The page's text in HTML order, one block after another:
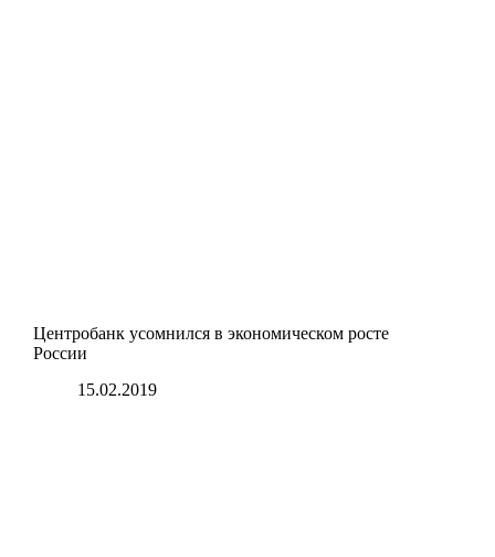
Центробанк усомнился в экономическом росте
России
15.02.2019